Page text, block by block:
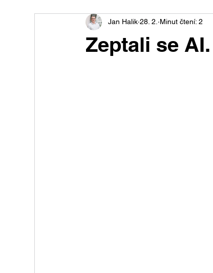
Zeptali se
Jan Halik 28. 2. Minut čtení: 2